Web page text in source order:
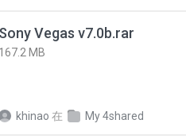
Sony Vegas v7.0b.rar
167.2 MB
khinao 在 My 4shared